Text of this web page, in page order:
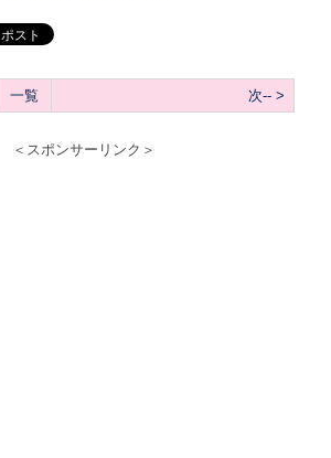
一覧 次-- >
＜スポンサーリンク＞